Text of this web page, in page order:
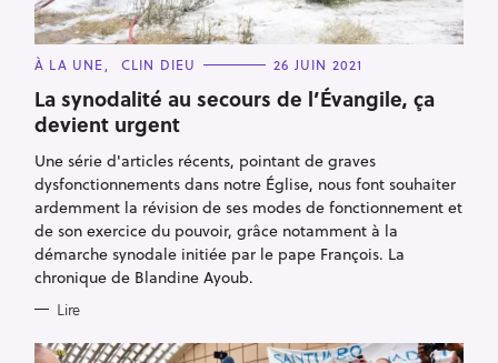
C
T
E
G
O
I
E
S
À LA UNE CLIN DIEU 26 JUIN 2021
La synodalité au secours de l’Évangile, ça
devient urgent
Une série d'articles récents, pointant de graves
dysfonctionnements dans notre Église, nous font souhaiter
ardemment la révision de ses modes de fonctionnement et
de son exercice du pouvoir, grâce notamment à la
démarche synodale initiée par le pape François. La
chronique de Blandine Ayoub.
Lire